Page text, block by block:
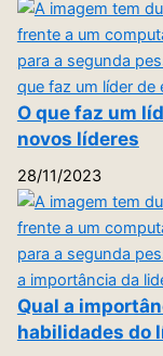
O que faz um
novos líderes
28/11/2023
Qual a
habilidades do